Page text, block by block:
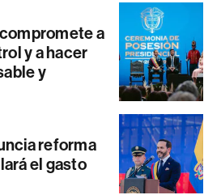
a
y a hacer
y
reforma
el gasto